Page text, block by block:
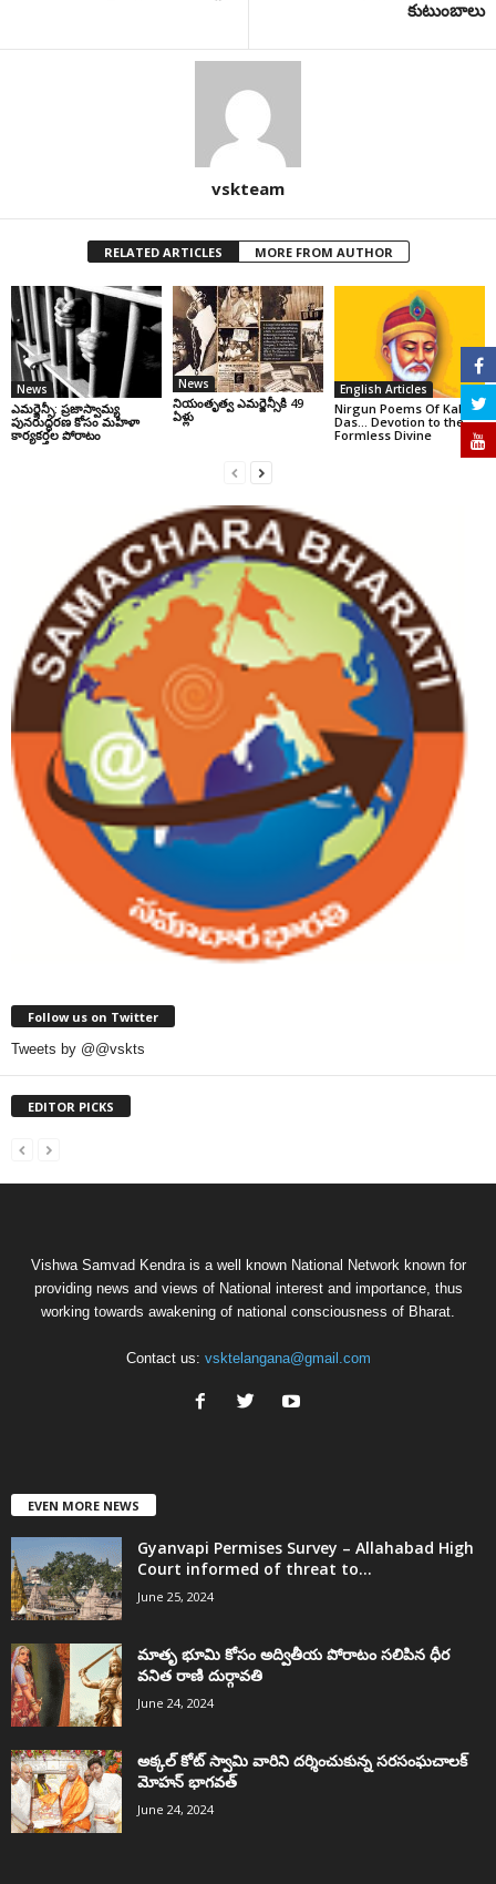
కుటుంబాలు
vskteam
RELATED ARTICLES MORE FROM AUTHOR
News
ఎమర్జెన్సీ: ప్రజాస్వామ్య
పునరుద్ధరణ కోసం మహిళా
కార్యకర్తల పోరాటం
News
నియంతృత్వ ఎమర్జెన్సీకి 49
ఏళ్లు
English Articles
Nirgun Poems Of Kabir
Das… Devotion to the
Formless Divine
Follow us on Twitter
Tweets by @@vskts
EDITOR PICKS
Vishwa Samvad Kendra is a well known National Network known for
providing news and views of National interest and importance, thus
working towards awakening of national consciousness of Bharat.
Contact us: vsktelangana@gmail.com
EVEN MORE NEWS
Gyanvapi Permises Survey – Allahabad High
Court informed of threat to...
June 25, 2024
మాతృ భూమి కోసం అద్వితీయ పోరాటం సలిపిన ధీర
వనిత రాణి దుర్గావతి
June 24, 2024
అక్కల్‌ కోట్‌ స్వామి వారిని దర్శించుకున్న సరసంఘచాలక్
మోహన్ భాగవత్
June 24, 2024